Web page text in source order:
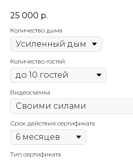
25 000 р.
Количество дыма
Количество гостей
Видеосъемка
Срок действия сертификата
Тип сертификата